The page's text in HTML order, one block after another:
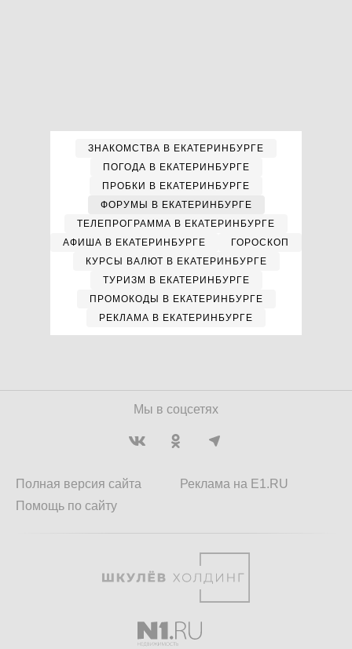
ЗНАКОМСТВА В ЕКАТЕРИНБУРГЕ
ПОГОДА В ЕКАТЕРИНБУРГЕ
ПРОБКИ В ЕКАТЕРИНБУРГЕ
ФОРУМЫ В ЕКАТЕРИНБУРГЕ
ТЕЛЕПРОГРАММА В ЕКАТЕРИНБУРГЕ
АФИША В ЕКАТЕРИНБУРГЕ
ГОРОСКОП
КУРСЫ ВАЛЮТ В ЕКАТЕРИНБУРГЕ
ТУРИЗМ В ЕКАТЕРИНБУРГЕ
ПРОМОКОДЫ В ЕКАТЕРИНБУРГЕ
РЕКЛАМА В ЕКАТЕРИНБУРГЕ
Мы в соцсетях
Полная версия сайта
Помощь по сайту
Реклама на E1.RU